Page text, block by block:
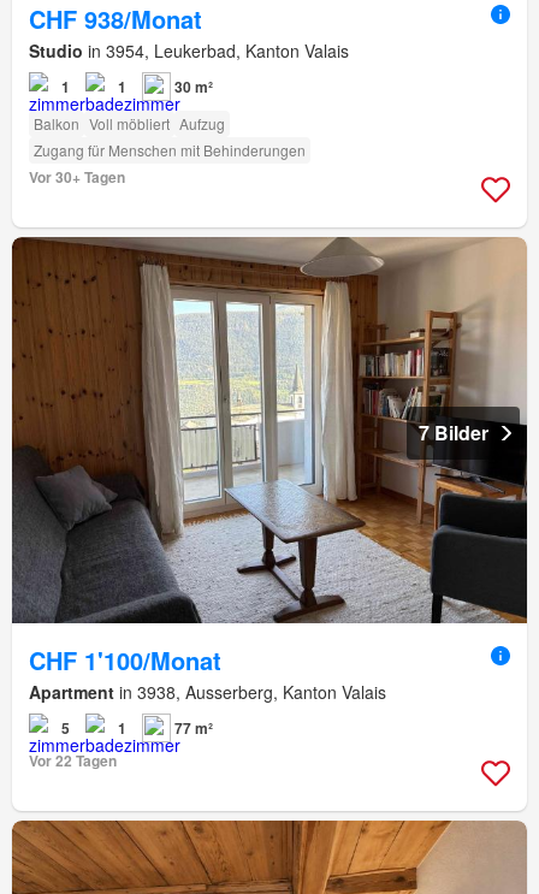
CHF 938/Monat
Studio in 3954, Leukerbad, Kanton Valais
1 1 30 m²
Balkon Voll möbliert Aufzug
Zugang für Menschen mit Behinderungen
Vor 30+ Tagen
7 Bilder
CHF 1'100/Monat
Apartment in 3938, Ausserberg, Kanton Valais
5 1
77 m²
Vor 22 Tagen